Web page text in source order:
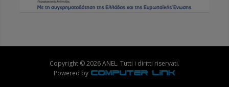
Copyright © 2026 ANEL. Tutti i diritti riservati.
Powered by